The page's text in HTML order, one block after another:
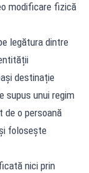
modificare fizică
legătura dintre
destinație
supus unui regim
o persoană
folosește
nici prin